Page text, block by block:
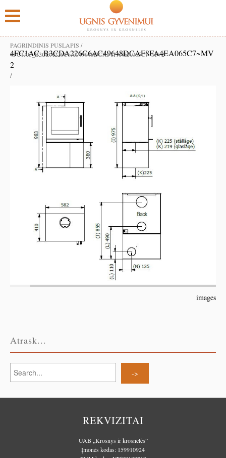
PAGRINDINIS PUSLAPIS /
4FC1AC_B3CDA226C6AC49648DCAF8FA4EA065C7~MV2
4FC1AC_B3CDA226C6AC49648DCAF8FA4EA065C7~MV
2
/
images
Atrask...
REKVIZITAI
UAB „Krosnys ir krosnelės”
Įmonės kodas: 159910924